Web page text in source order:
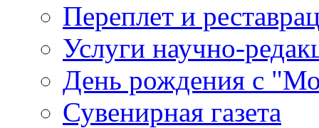
Переплет и
Услуги научно-
День рождения с
Сувенирная газета